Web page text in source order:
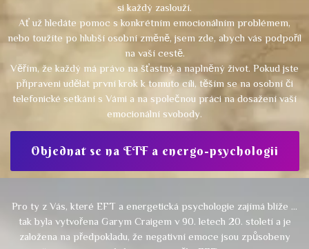
si každý zaslouží.
Ať už hledáte pomoc s konkrétním emocionálním problémem,
nebo toužíte po hlubší osobní změně, jsem zde, abych vás podpořil
na vaší cestě.
Věřím, že každý má právo na šťastný a naplněný život. Pokud jste
připraveni udělat první krok k tomuto cíli, těším se na osobní či
telefonické setkání s Vámi a na společnou práci na dosažení vaší
emocionální svobody.
Objednat se na ETF a energo-psychologii
Pro ty z Vás, které EFT a energetická psychologie zajímá blíže …
tak byla vytvořena Garym Craigem v 90. letech 20. století a je
založena na předpokladu, že negativní emoce jsou způsobeny